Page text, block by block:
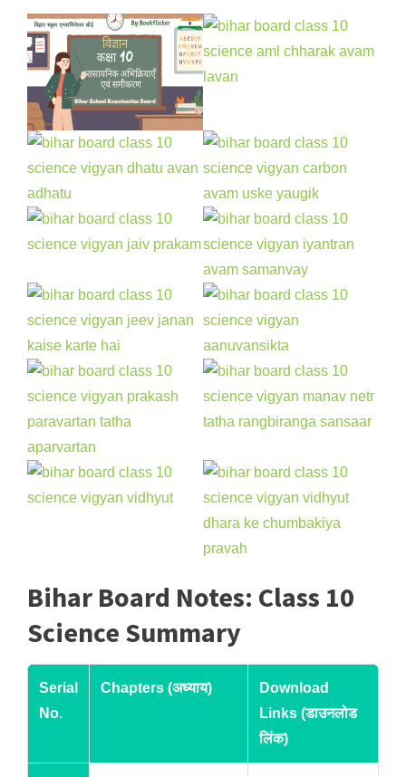
Bihar Board Notes: Class 10
Science Summary
Serial
No.
Chapters (अध्याय)
Download
Links (डाउनलोड
लिंक)